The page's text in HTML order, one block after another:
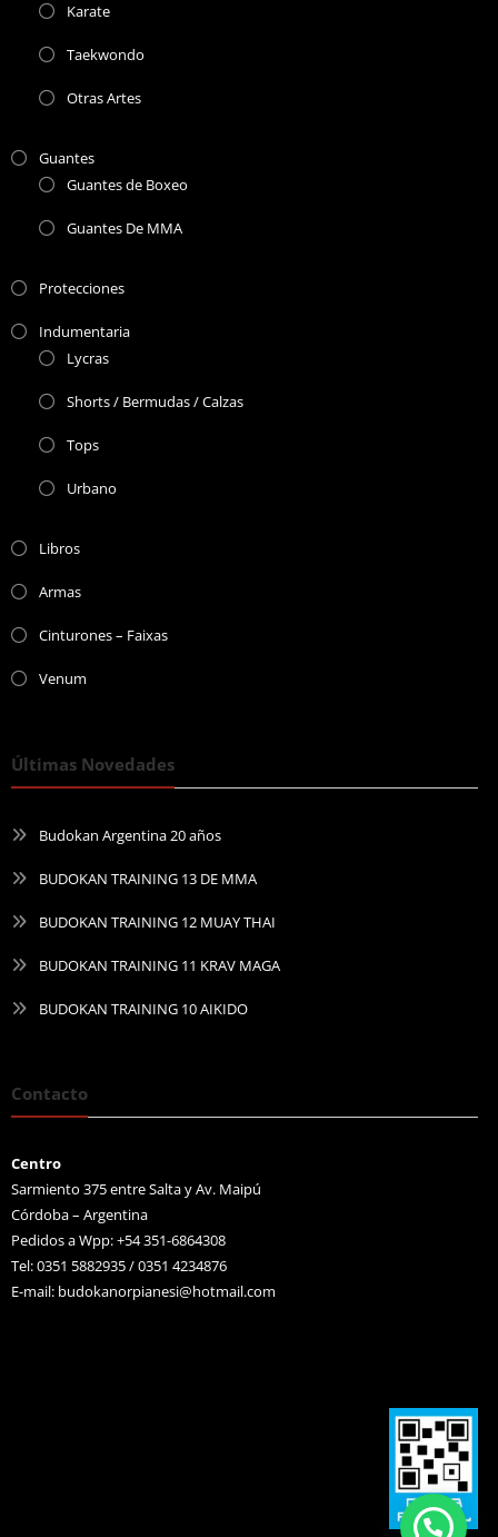
Karate
Taekwondo
Otras Artes
Guantes
Guantes de Boxeo
Guantes De MMA
Protecciones
Indumentaria
Lycras
Shorts / Bermudas / Calzas
Tops
Urbano
Libros
Armas
Cinturones – Faixas
Venum
Últimas Novedades
Budokan Argentina 20 años
BUDOKAN TRAINING 13 DE MMA
BUDOKAN TRAINING 12 MUAY THAI
BUDOKAN TRAINING 11 KRAV MAGA
BUDOKAN TRAINING 10 AIKIDO
Contacto
Centro
Sarmiento 375 entre Salta y Av. Maipú
Córdoba – Argentina
Pedidos a Wpp: +54 351-6864308
Tel: 0351 5882935 / 0351 4234876
E-mail: budokanorpianesi@hotmail.com